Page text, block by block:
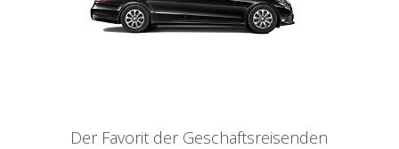
Der Favorit der Geschäftsreisenden